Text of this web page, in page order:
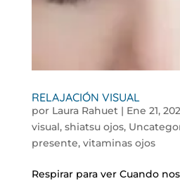
RELAJACIÓN VISUAL
por Laura Rahuet| Ene 21,
visual, shiatsu ojos,
presente, vitaminas ojos
Respirar para ver Cuando